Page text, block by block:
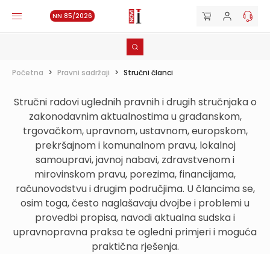
NN 85/2026
Početna > Pravni sadržaji > Stručni članci
Stručni radovi uglednih pravnih i drugih stručnjaka o
zakonodavnim aktualnostima u građanskom,
trgovačkom, upravnom, ustavnom, europskom,
prekršajnom i komunalnom pravu, lokalnoj
samoupravi, javnoj nabavi, zdravstvenom i
mirovinskom pravu, porezima, financijama,
računovodstvu i drugim područjima. U člancima se,
osim toga, često naglašavaju dvojbe i problemi u
provedbi propisa, navodi aktualna sudska i
upravnopravna praksa te ogledni primjeri i moguća
praktična rješenja.